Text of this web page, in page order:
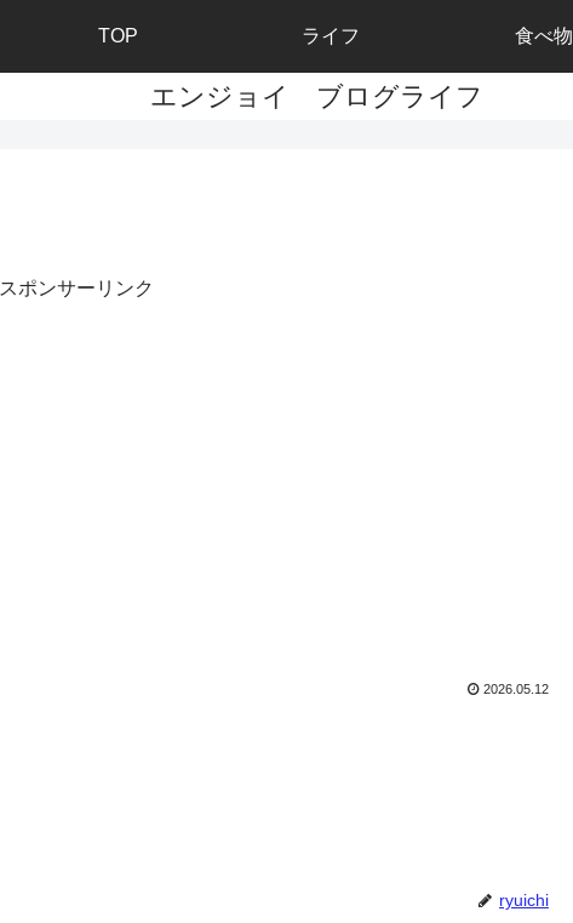
エンジョイ ブログライフ
TOP ライフ 食べ物
スポンサーリンク
2026.05.12
ryuichi